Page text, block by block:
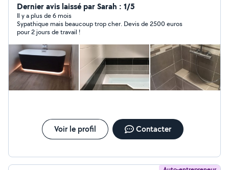
Dernier avis laissé par Sarah : 1/5
Il y a plus de 6 mois
Sypathique mais beaucoup trop cher. Devis de 2500 euros
pour 2 jours de travail !
Voir le profil Contacter